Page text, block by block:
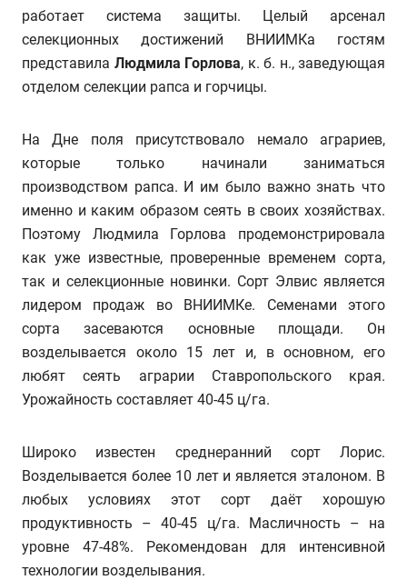
работает система защиты. Целый арсенал
селекционных достижений ВНИИМКа гостям
представила Людмила Горлова, к. б. н., заведующая
отделом селекции рапса и горчицы.
На Дне поля присутствовало немало аграриев,
которые только начинали заниматься
производством рапса. И им было важно знать что
именно и каким образом сеять в своих хозяйствах.
Поэтому Людмила Горлова продемонстрировала
как уже известные, проверенные временем сорта,
так и селекционные новинки. Сорт Элвис является
лидером продаж во ВНИИМКе. Семенами этого
сорта засеваются основные площади. Он
возделывается около 15 лет и, в основном, его
любят сеять аграрии Ставропольского края.
Урожайность составляет 40-45 ц/га.
Широко известен cреднеранний сорт Лорис.
Возделывается более 10 лет и является эталоном. В
любых условиях этот сорт даёт хорошую
продуктивность – 40-45 ц/га. Масличность – на
уровне 47-48%. Рекомендован для интенсивной
технологии возделывания.